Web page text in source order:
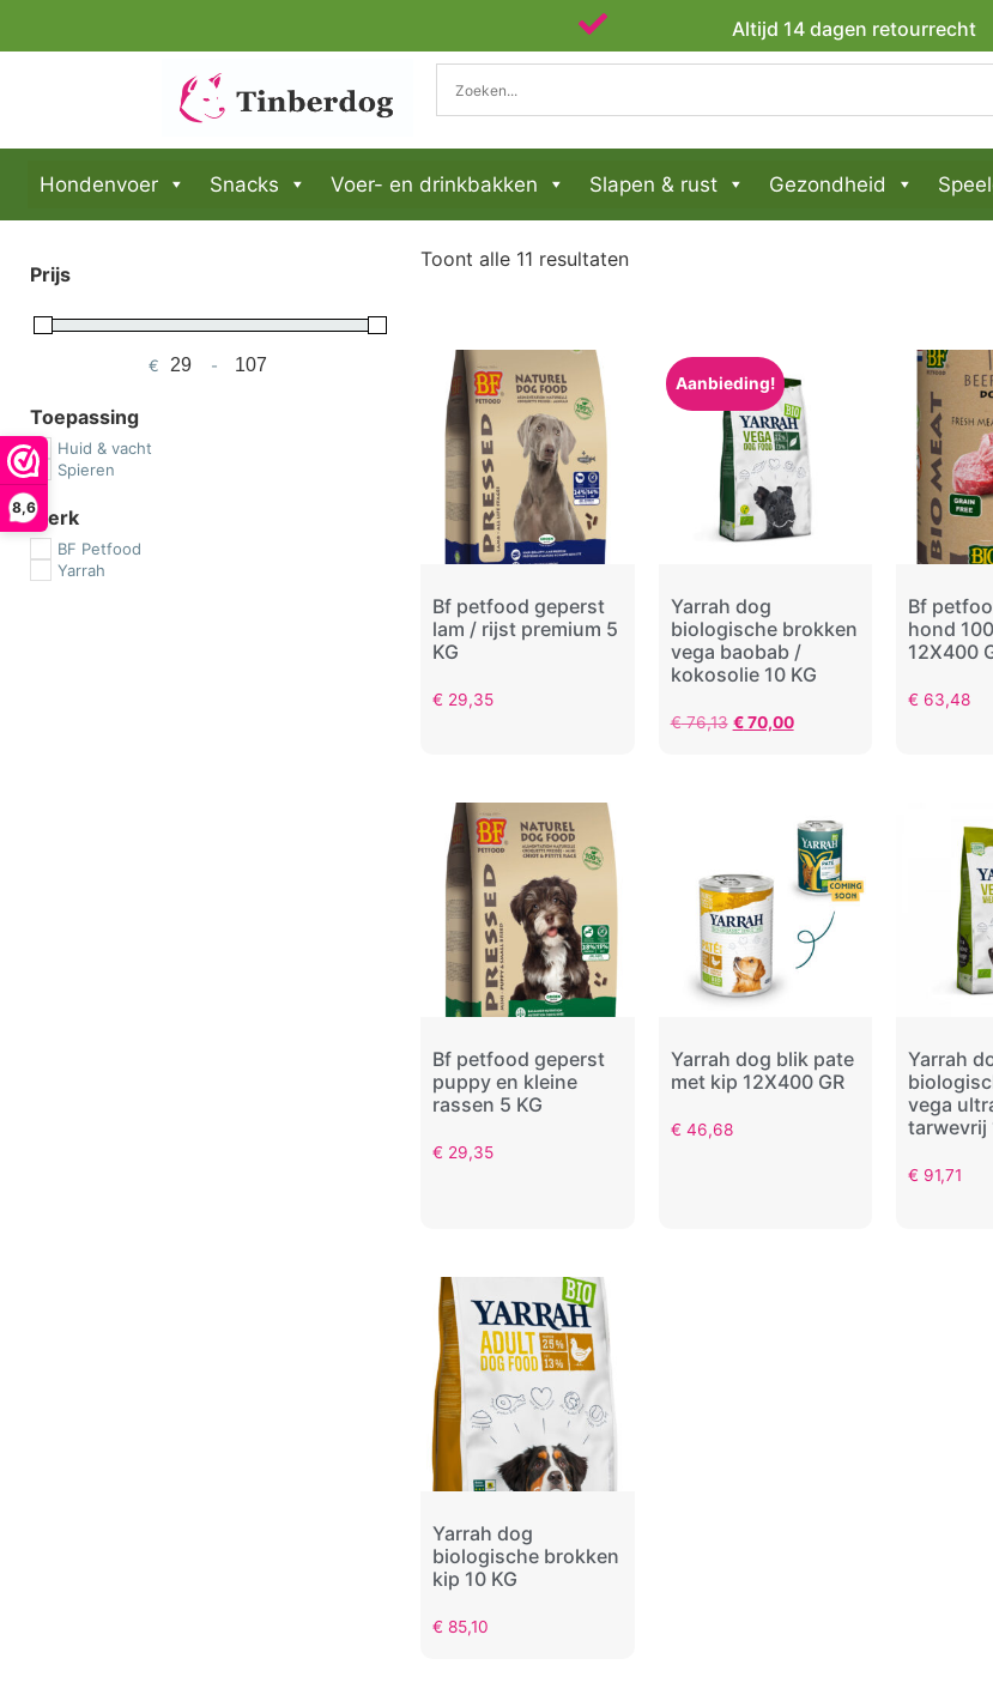
8,6
Dierenvrienden sinds 2020
Hondenvoer Snacks Voer- en drinkbakken Slapen & rust Gezondheid
Prijs
€ Minimum Price
-Maximum Price
Toepassing
Huid & vacht
Spieren
Merk
BF Petfood
Yarrah
Toont alle 11 resultaten
Bf petfood geperst
lam / rijst premium 5
KG
€ 29,35
Aanbieding!
Yarrah dog
biologische brokken
vega baobab /
kokosolie 10 KG
€76,13 €70,00
Bf
hond
12X400
€ 63,48
Bf petfood geperst
puppy en kleine
rassen 5 KG
€ 29,35
Yarrah dog blik pate
met kip 12X400 GR
€ 46,68
Yarrah
vega
tarwevrij
€ 91,71
Yarrah dog
biologische brokken
kip 10 KG
€ 85,10